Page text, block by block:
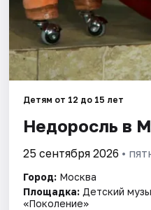
Детям от 12 до 15 лет
Недоросль в
25 сентября 2026 •
Город: Москва
Площадка: Детский
«Поколение»